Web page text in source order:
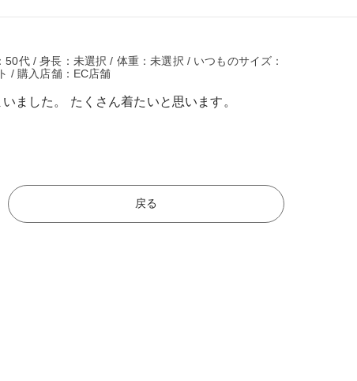
代 / 身長：未選択 / 体重：未選択 / いつものサイズ：
/ 購入店舗：EC店舗
ました。 たくさん着たいと思います。
戻る